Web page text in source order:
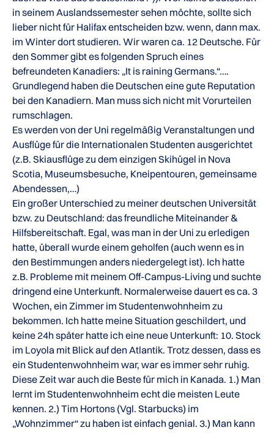
in seinem Auslandssemester sehen möchte, sollte sich
lieber nicht für Halifax entscheiden bzw. wenn, dann max.
im Winter dort studieren. Wir waren ca. 12 Deutsche. Für
den Sommer gibt es folgenden Spruch eines
befreundeten Kanadiers: „It is raining Germans.“….
Grundlegend haben die Deutschen eine gute Reputation
bei den Kanadiern. Man muss sich nicht mit Vorurteilen
rumschlagen.
Es werden von der Uni regelmäßig Veranstaltungen und
Ausflüge für die Internationalen Studenten ausgerichtet
(z.B. Skiausflüge zu dem einzigen Skihügel in Nova
Scotia, Museumsbesuche, Kneipentouren, gemeinsame
Abendessen,…)
Ein großer Unterschied zu meiner deutschen Universität
bzw. zu Deutschland: das freundliche Miteinander &
Hilfsbereitschaft. Egal, was man in der Uni zu erledigen
hatte, überall wurde einem geholfen (auch wenn es in
den Bestimmungen anders niedergelegt ist). Ich hatte
z.B. Probleme mit meinem Off-Campus-Living und suchte
dringend eine Unterkunft. Normalerweise dauert es ca. 3
Wochen, ein Zimmer im Studentenwohnheim zu
bekommen. Ich hatte meine Situation geschildert, und
keine 24h später hatte ich eine neue Unterkunft: 10. Stock
im Loyola mit Blick auf den Atlantik. Trotz dessen, dass es
ein Studentenwohnheim war, war es immer sehr ruhig.
Diese Zeit war auch die Beste für mich in Kanada. 1.) Man
lernt im Studentenwohnheim echt die meisten Leute
kennen. 2.) Tim Hortons (Vgl. Starbucks) im
„Wohnzimmer“ zu haben ist einfach genial. 3.) Man kann